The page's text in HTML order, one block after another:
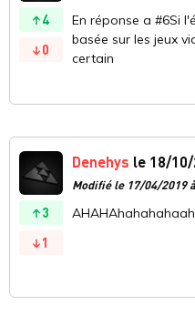
4
0
En réponse a #6Si
basée sur les jeux
certain
3
1
Denehys le 18/
Modifié le 17/04/2019